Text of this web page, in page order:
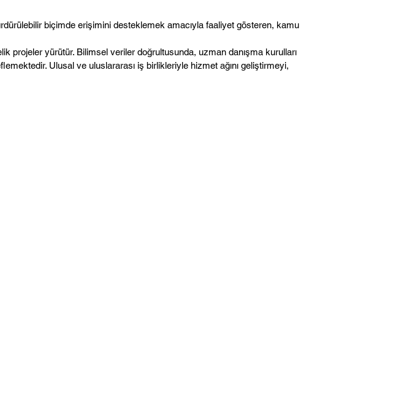
biçimde erişimini desteklemek amacıyla faaliyet gösteren, kamu
projeler yürütür. Bilimsel veriler doğrultusunda, uzman danışma kurulları
Ulusal ve uluslararası iş birlikleriyle hizmet ağını geliştirmeyi,